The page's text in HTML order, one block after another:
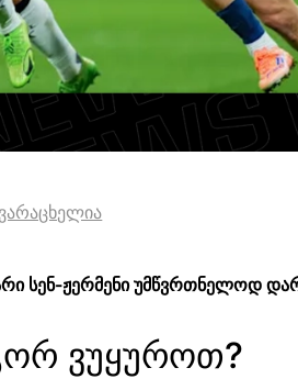
სენ-ჟერმენი უმწვრთნელოდ
ვუყუროთ?